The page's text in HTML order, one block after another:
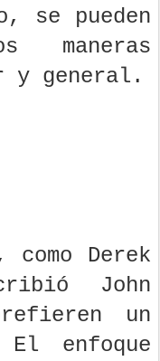
se pueden
maneras
y general.
Derek
John
un
enfoque